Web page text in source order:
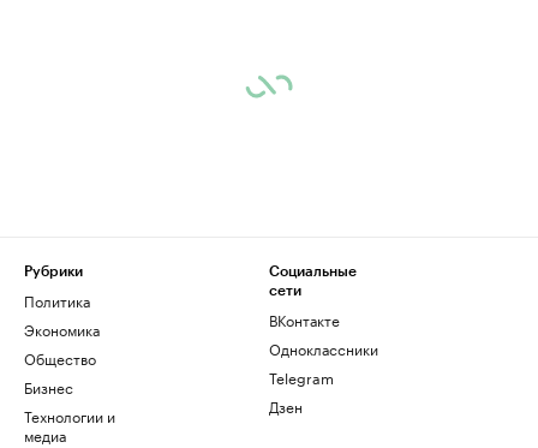
Рубрики
Политика
Экономика
Общество
Бизнес
Технологии и
медиа
Социальные
сети
ВКонтакте
Одноклассники
Telegram
Дзен